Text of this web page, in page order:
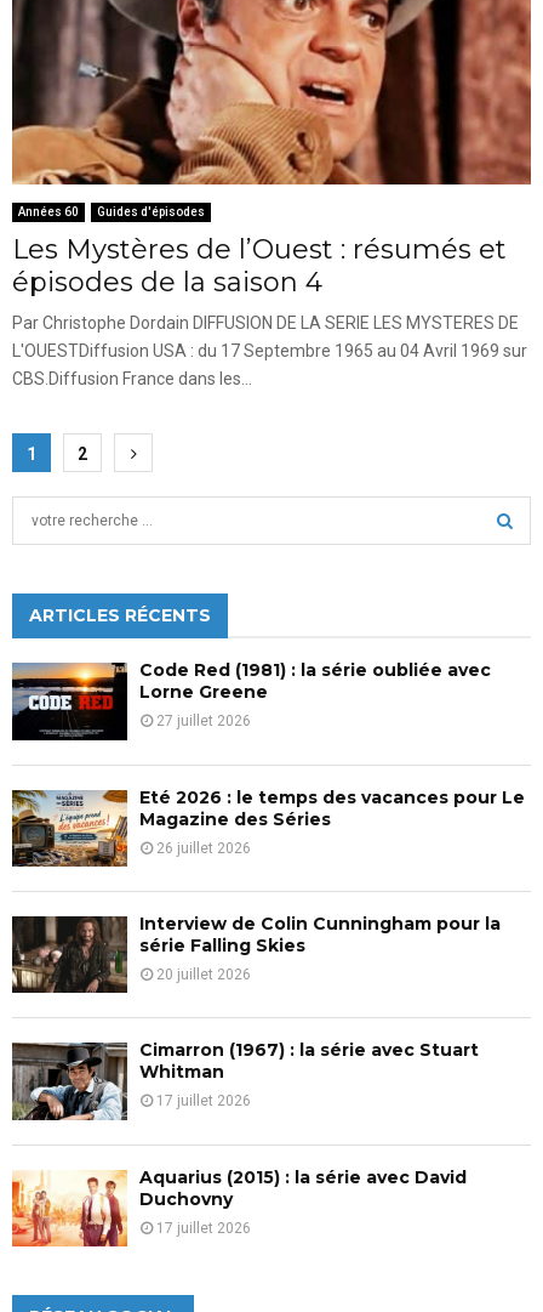
Années 60 Guides d'épisodes
Les Mystères de l’Ouest : résumés et
épisodes de la saison 4
Par Christophe Dordain DIFFUSION DE LA SERIE LES MYSTERES DE
L'OUESTDiffusion USA : du 17 Septembre 1965 au 04 Avril 1969 sur
CBS.Diffusion France dans les...
Pagination
des
publications
1 2
h
f
o
r
:
C
ARTICLES RÉCENTS
Code Red (1981) : la série oubliée avec
Lorne Greene
27 juillet 2026
Eté 2026 : le temps des vacances pour Le
Magazine des Séries
26 juillet 2026
Interview de Colin Cunningham pour la
série Falling Skies
20 juillet 2026
Cimarron (1967) : la série avec Stuart
Whitman
17 juillet 2026
Aquarius (2015) : la série avec David
Duchovny
17 juillet 2026